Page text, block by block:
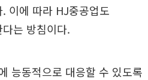
이에 따라 HJ중공업도
는 방침이다.
능동적으로 대응할 수 있도록